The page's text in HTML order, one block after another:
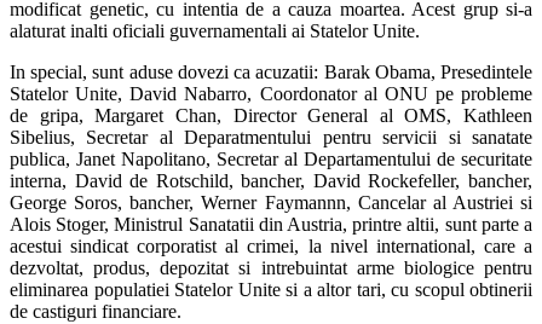
modificat genetic, cu intentia de a cauza moartea. Acest grup si-a
alaturat inalti oficiali guvernamentali ai Statelor Unite.
In special, sunt aduse dovezi ca acuzatii: Barak Obama, Presedintele
Statelor Unite, David Nabarro, Coordonator al ONU pe probleme
de gripa, Margaret Chan, Director General al OMS, Kathleen
Sibelius, Secretar al Deparatmentului pentru servicii si sanatate
publica, Janet Napolitano, Secretar al Departamentului de securitate
interna, David de Rotschild, bancher, David Rockefeller, bancher,
George Soros, bancher, Werner Faymannn, Cancelar al Austriei si
Alois Stoger, Ministrul Sanatatii din Austria, printre altii, sunt parte a
acestui sindicat corporatist al crimei, la nivel international, care a
dezvoltat, produs, depozitat si intrebuintat arme biologice pentru
eliminarea populatiei Statelor Unite si a altor tari, cu scopul obtinerii
de castiguri financiare.